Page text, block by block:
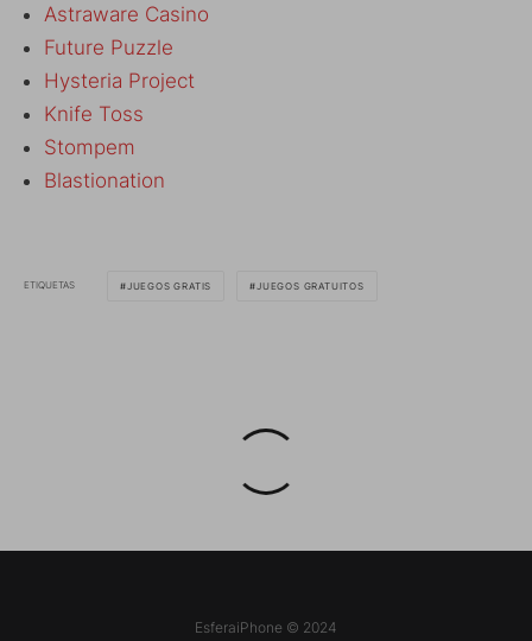
Astraware Casino
Future Puzzle
Hysteria Project
Knife Toss
Stompem
Blastionation
ETIQUETAS JUEGOS GRATIS JUEGOS GRATUITOS
EsferaiPhone © 2024